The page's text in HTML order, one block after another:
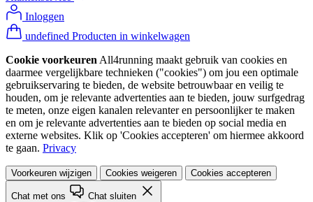
Inloggen
undefined Producten in winkelwagen
Cookie voorkeuren All4running maakt gebruik van cookies en
daarmee vergelijkbare technieken ("cookies") om jou een optimale
gebruikservaring te bieden, de website betrouwbaar en veilig te
houden, om je relevante advertenties aan te bieden, jouw surfgedrag
te meten, onze eigen kanalen relevanter en persoonlijker te maken
en om je relevante advertenties aan te bieden op social media en
externe websites. Klik op 'Cookies accepteren' om hiermee akkoord
te gaan. Privacy
Voorkeuren wijzigen Cookies weigeren Cookies accepteren
Chat met ons Chat sluiten